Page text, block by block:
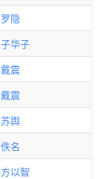
罗隐
子华子
戴震
戴震
苏舆
佚名
方以智